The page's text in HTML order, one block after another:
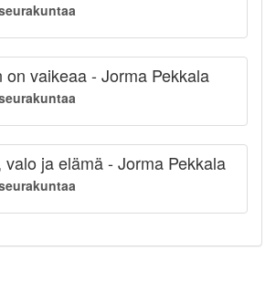
on vaikeaa - Jorma Pekkala
valo ja elämä - Jorma Pekkala